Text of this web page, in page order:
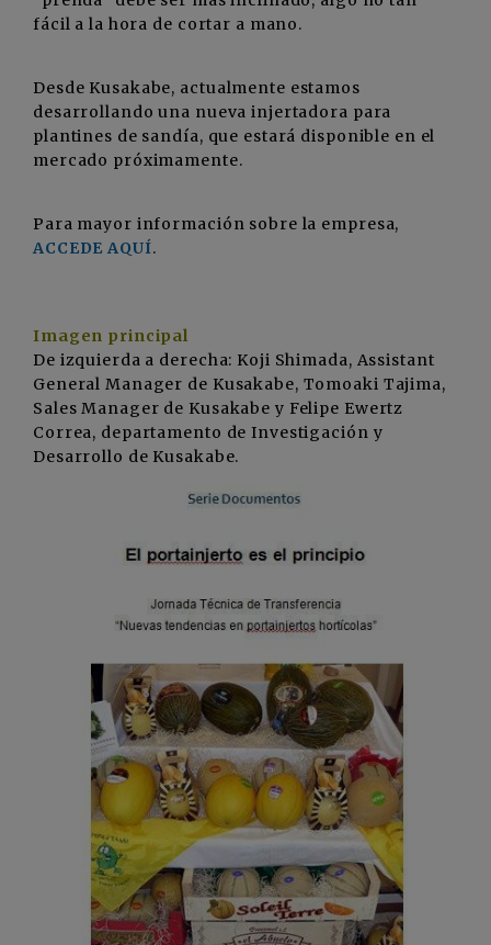
fácil a la hora de cortar a mano.
Desde Kusakabe, actualmente estamos
desarrollando una nueva injertadora para
plantines de sandía, que estará disponible en el
mercado próximamente.
Para mayor información sobre la empresa,
ACCEDE AQUÍ.
Imagen principal
De izquierda a derecha: Koji Shimada, Assistant
General Manager de Kusakabe, Tomoaki Tajima,
Sales Manager de Kusakabe y Felipe Ewertz
Correa, departamento de Investigación y
Desarrollo de Kusakabe.